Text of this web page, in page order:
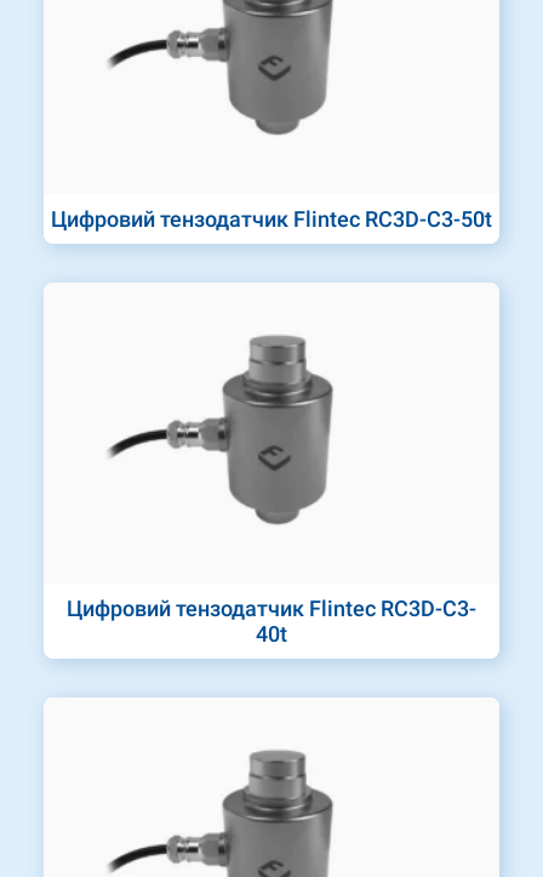
Цифровий тензодатчик Flintec RC3D-C3-50t
Цифровий тензодатчик Flintec RC3D-C3-
40t